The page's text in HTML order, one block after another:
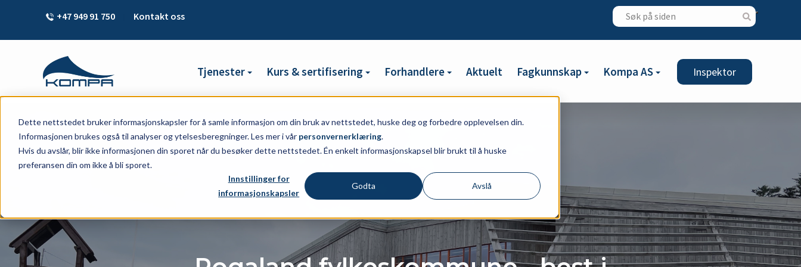
Dette nettstedet bruker informasjonskapsler for å samle informasjon om din bruk av nettstedet, huske deg og forbedre opplevelsen din.
Informasjonen brukes også til analyser og ytelsesberegninger. Les mer i vår personvernerklæring.
Hvis du avslår, blir ikke informasjonen din sporet når du besøker dette nettstedet. Én enkelt informasjonskapsel blir brukt til å huske
preferansen din om ikke å bli sporet.
Innstillinger for
informasjonskapsler
Godta Avslå
+47 949 91 750 Kontakt oss
Tjenester Kurs & sertifisering Forhandlere Aktuelt Fagkunnskap Kompa AS Inspektor